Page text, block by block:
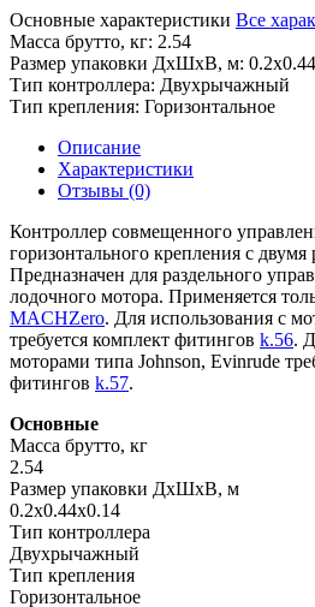
Основные характеристики Все
Масса брутто, кг: 2.54
Размер упаковки ДхШхВ, м:
Тип контроллера: Двухрычажный
Тип крепления: Горизонтальное
Описание
Характеристики
Отзывы (0)
Контроллер совмещенного
горизонтального крепления с двумя
Предназначен для раздельного
лодочного мотора. Применяется
MACHZero. Для использования с
требуется комплект фитингов k.56.
моторами типа Johnson, Evinrude
фитингов k.57.
Основные
Масса брутто, кг
2.54
Размер упаковки ДхШхВ, м
0.2x0.44x0.14
Тип контроллера
Двухрычажный
Тип крепления
Горизонтальное